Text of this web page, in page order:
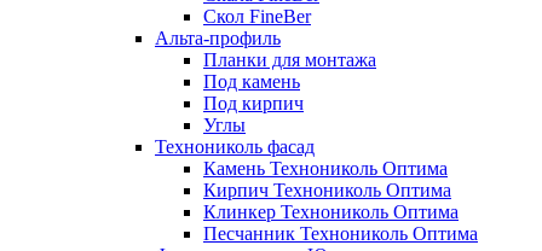
Скол FineBer
Альта-профиль
Планки для монтажа
Под камень
Под кирпич
Углы
Технониколь фасад
Камень Технониколь Оптима
Кирпич Технониколь Оптима
Клинкер Технониколь Оптима
Песчанник Технониколь Оптима